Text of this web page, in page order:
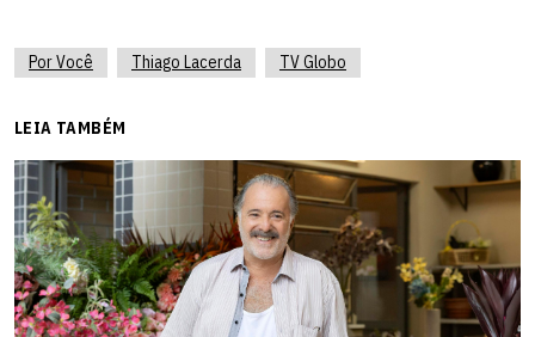
Por Você Thiago Lacerda TV Globo
LEIA TAMBÉM